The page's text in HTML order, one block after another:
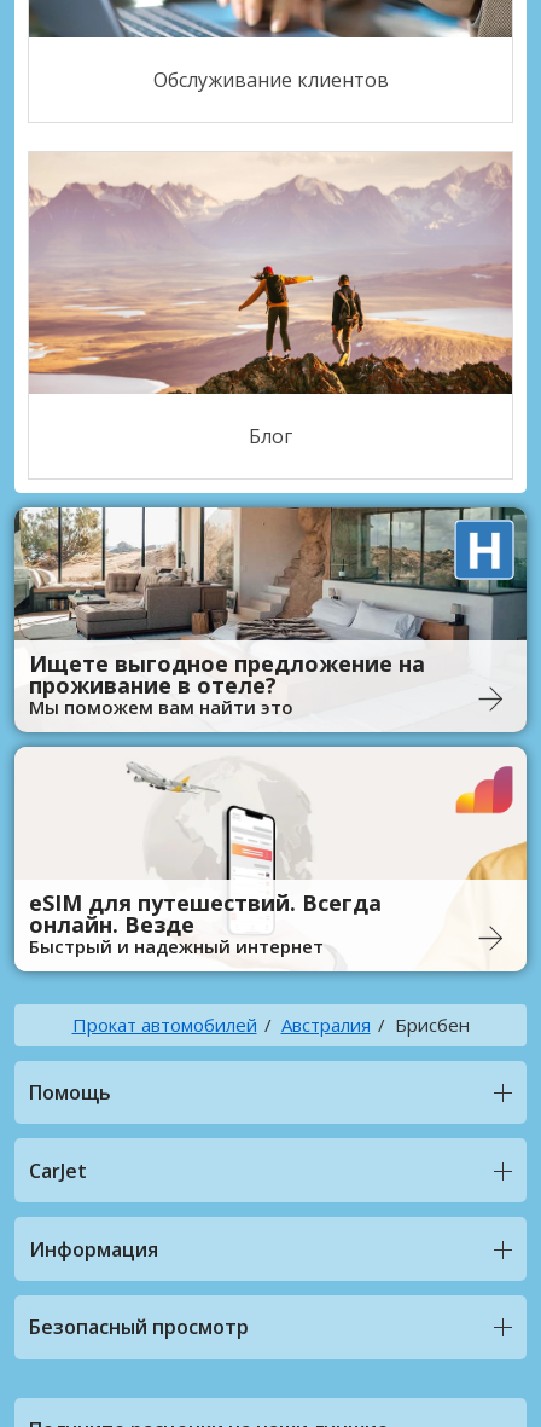
Обслуживание клиентов
Блог
Ищете выгодное предложение на
проживание в отеле?
Мы поможем вам найти это
eSIM для путешествий. Всегда
онлайн. Везде
Быстрый и надежный интернет
Прокат автомобилей Австралия Брисбен
Помощь
CarJet
Информация
Безопасный просмотр